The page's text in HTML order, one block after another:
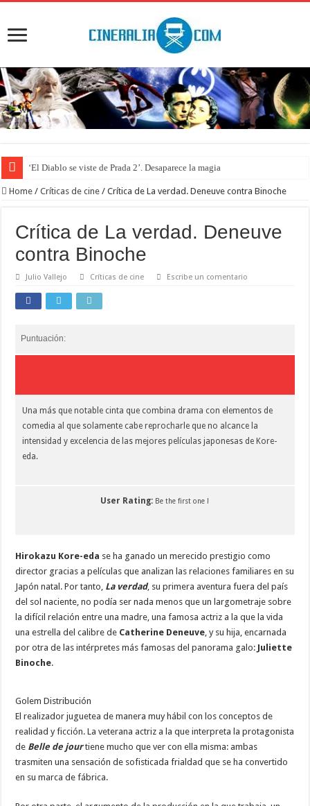
‘El Diablo se viste de Prada 2’. Desaparece la magia
Home / Críticas de cine / Crítica de La verdad. Deneuve contra Binoche
Crítica de La verdad. Deneuve
contra Binoche
Julio Vallejo Críticas de cine Escribe un comentario
Puntuación:
Una más que notable cinta que combina drama con elementos de
comedia al que solamente cabe reprocharle que no alcance la
intensidad y excelencia de las mejores películas japonesas de Kore-
eda.
User Rating: Be the first one !
Hirokazu Kore-eda se ha ganado un merecido prestigio como
director gracias a películas que analizan las relaciones familiares en su
Japón natal. Por tanto, La verdad, su primera aventura fuera del país
del sol naciente, no podía ser nada menos que un largometraje sobre
la difícil relación entre una madre, una famosa actriz a la que la vida
una estrella del calibre de Catherine Deneuve, y su hija, encarnada
por otra de las intérpretes más famosas del panorama galo: Juliette
Binoche.
Golem Distribución
El realizador juguetea de manera muy hábil con los conceptos de
realidad y ficción. La veterana actriz a la que interpreta la protagonista
de Belle de jourtiene mucho que ver con ella misma: ambas
trasmiten una sensación de sofisticada frialdad que se ha convertido
en su marca de fábrica.